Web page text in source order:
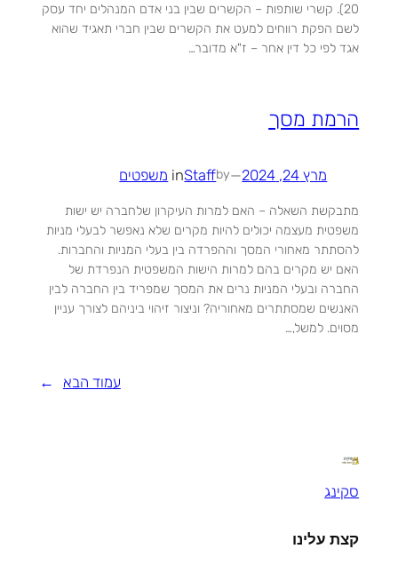
20). קשרי שותפות – הקשרים שבין בני אדם המנהלים יחד עסק
לשם הפקת רווחים למעט את הקשרים שבין חברי תאגיד שהוא
אגד לפי כל דין אחר – ז"א מדובר…
הרמת מסך
מרץ 24, 2024 —
by
Staff
in משפטים
מתבקשת השאלה – האם למרות העיקרון שלחברה יש ישות
משפטית מעצמה יכולים להיות מקרים שלא נאפשר לבעלי מניות
להסתתר מאחורי המסך וההפרדה בין בעלי המניות והחברות.
האם יש מקרים בהם למרות הישות המשפטית הנפרדת של
החברה ובעלי המניות נרים את המסך שמפריד בין החברה לבין
האנשים שמסתתרים מאחוריה? וניצור זיהוי ביניהם לצורך עניין
מסוים. למשל,…
עמוד הבא →
סקינג
קצת עלינו